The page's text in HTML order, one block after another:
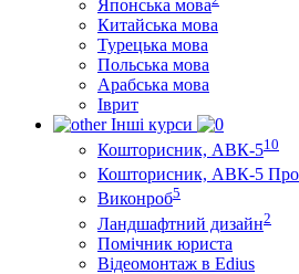
Японська мова
Китайська мова
Турецька мова
Польська мова
Арабська мова
Іврит
Інші курси
Кошторисник, АВК-510
Кошторисник, АВК-5
Виконроб5
Ландшафтний дизайн2
Помічник юриста
Відеомонтаж в Edius